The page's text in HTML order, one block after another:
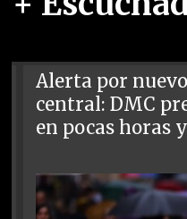
Alerta por
central: DMC
en pocas horas